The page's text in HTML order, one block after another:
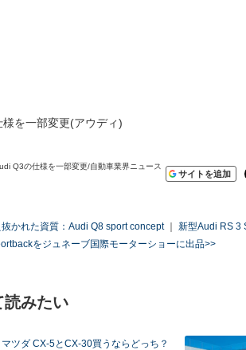
を一部変更(アウディ)
サイトを追加
Q3の仕様を一部変更/自動車業界ニュース
かれた資質：Audi Q8 sport concept｜ 新型Audi RS 3
をジュネーブ国際モーターショーに出品>>
読みたい
マツダ CX-5とCX-30買うならどっち？